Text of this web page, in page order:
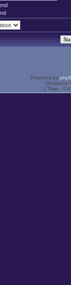
Powered by
Deutsche
[ Time :